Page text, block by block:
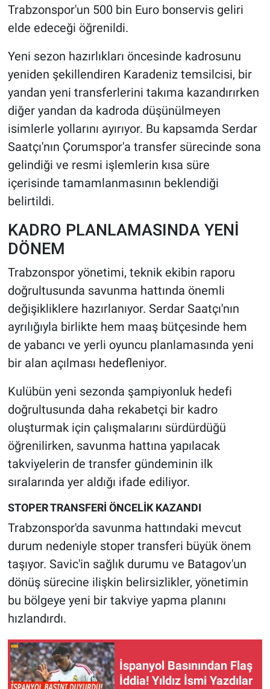
Trabzonspor'un 500 bin Euro bonservis geliri
elde edeceği öğrenildi.
Yeni sezon hazırlıkları öncesinde kadrosunu
yeniden şekillendiren Karadeniz temsilcisi, bir
yandan yeni transferlerini takıma kazandırırken
diğer yandan da kadroda düşünülmeyen
isimlerle yollarını ayırıyor. Bu kapsamda Serdar
Saatçı'nın Çorumspor'a transfer sürecinde sona
gelindiği ve resmi işlemlerin kısa süre
içerisinde tamamlanmasının beklendiği
belirtildi.
KADRO PLANLAMASINDA YENİ
DÖNEM
Trabzonspor yönetimi, teknik ekibin raporu
doğrultusunda savunma hattında önemli
değişikliklere hazırlanıyor. Serdar Saatçı'nın
ayrılığıyla birlikte hem maaş bütçesinde hem
de yabancı ve yerli oyuncu planlamasında yeni
bir alan açılması hedefleniyor.
Kulübün yeni sezonda şampiyonluk hedefi
doğrultusunda daha rekabetçi bir kadro
oluşturmak için çalışmalarını sürdürdüğü
öğrenilirken, savunma hattına yapılacak
takviyelerin de transfer gündeminin ilk
sıralarında yer aldığı ifade ediliyor.
STOPER TRANSFERİ ÖNCELİK KAZANDI
Trabzonspor'da savunma hattındaki mevcut
durum nedeniyle stoper transferi büyük önem
taşıyor. Savic'in sağlık durumu ve Batagov'un
dönüş sürecine ilişkin belirsizlikler, yönetimin
bu bölgeye yeni bir takviye yapma planını
hızlandırdı.
İspanyol Basınından Flaş
İddia! Yıldız İsmi Yazdılar
MAGAZİN
Bilim, Teknoloji